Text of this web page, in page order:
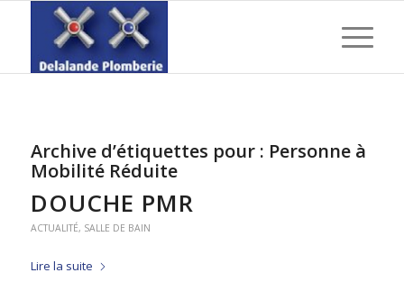
Archive d’étiquettes pour : Personne à
Mobilité Réduite
DOUCHE PMR
ACTUALITÉ, SALLE DE BAIN
Lire la suite